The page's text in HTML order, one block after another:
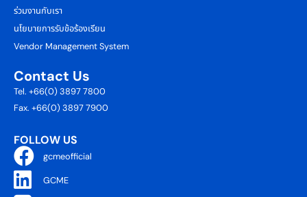
ร่วมงานกับเรา
นโยบายการรับข้อร้องเรียน
Vendor Management System
Contact Us
Tel. +66(0) 3897 7800
Fax. +66(0) 3897 7900
FOLLOW US
gcmeofficial
GCME